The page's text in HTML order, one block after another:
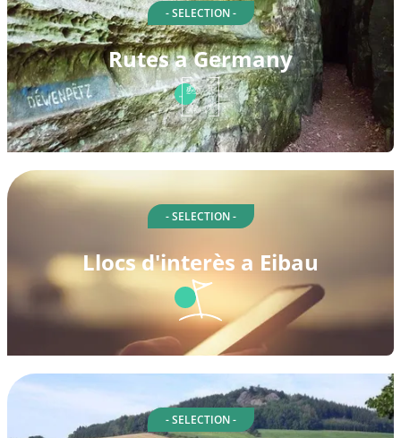
- SELECTION -
Rutes a Germany
- SELECTION -
Llocs d'interès a Eibau
- SELECTION -